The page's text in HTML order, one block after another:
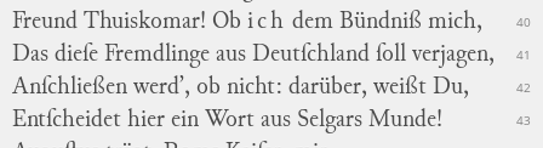
Freund Thuiskomar! Ob ich dem Bündniß mich, 40
Das dieſe Fremdlinge aus Deutſchland ſoll verjagen, 41
Anſchließen werd’, ob nicht: darüber, weißt Du, 42
Entſcheidet hier ein Wort aus Selgars Munde! 43